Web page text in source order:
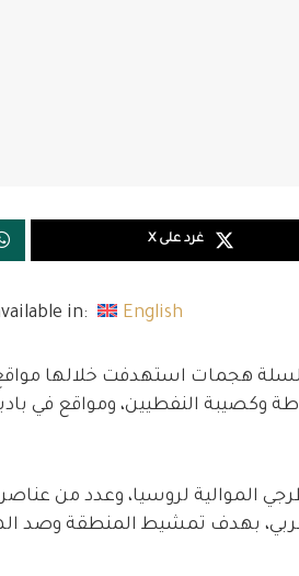
غرد على X
in: English
هجمات استهدفت خلالها
وكصيبة النفطيين، ومواقع في
بهدف تمشيط المنطقة وصد